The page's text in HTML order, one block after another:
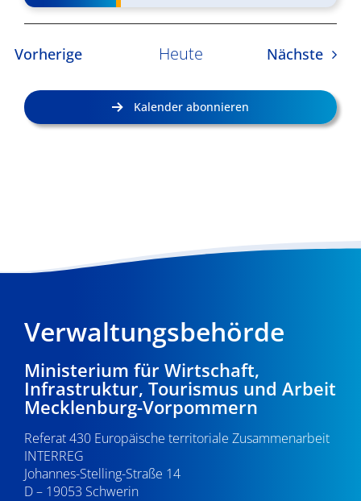
VorherigeVeranstaltungen
Heute Nächste
Kalender abonnieren
Verwaltungsbehörde
Ministerium für Wirtschaft,
Infrastruktur, Tourismus und Arbeit
Mecklenburg-Vorpommern
Referat 430 Europäische territoriale Zusammenarbeit
INTERREG
Johannes-Stelling-Straße 14
D – 19053 Schwerin